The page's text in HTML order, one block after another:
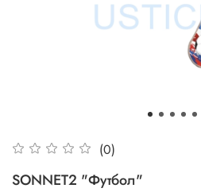
(0)
SONNET2 "Футбол"